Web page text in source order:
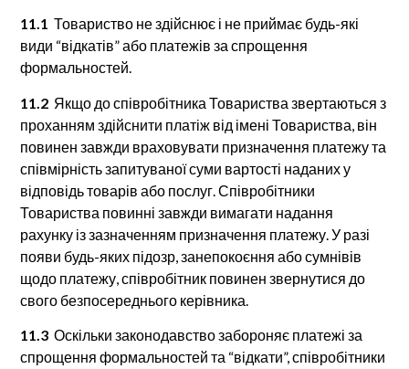
11.1 Товариство не здійснює і не приймає будь-які
види “відкатів” або платежів за спрощення
формальностей.
11.2 Якщо до співробітника Товариства звертаються з
проханням здійснити платіж від імені Товариства, він
повинен завжди враховувати призначення платежу та
співмірність запитуваної суми вартості наданих у
відповідь товарів або послуг. Співробітники
Товариства повинні завжди вимагати надання
рахунку із зазначенням призначення платежу. У разі
появи будь-яких підозр, занепокоєння або сумнівів
щодо платежу, співробітник повинен звернутися до
свого безпосереднього керівника.
11.3 Оскільки законодавство забороняє платежі за
спрощення формальностей та “відкати”, співробітники